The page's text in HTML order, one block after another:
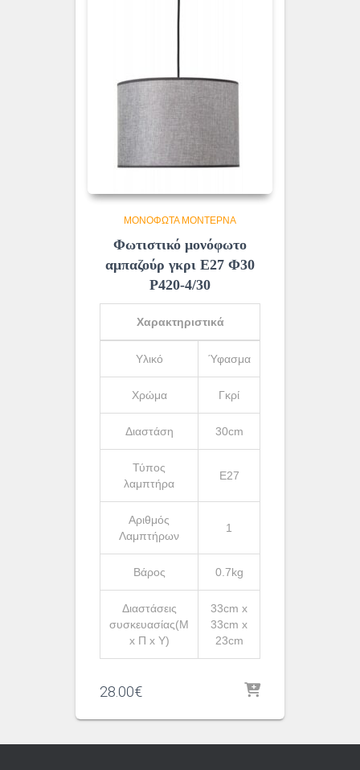
ΜΟΝΌΦΩΤΑ ΜΟΝΤΈΡΝΑ
Φωτιστικό μονόφωτο
αμπαζούρ γκρι Ε27 Φ30
Ρ420-4/30
Χαρακτηριστικά
Υλικό Ύφασμα
Χρώμα Γκρί
Διαστάση 30cm
Τύπος
λαμπτήρα
Ε27
Αριθμός
Λαμπτήρων
1
Βάρος 0.7kg
Διαστάσεις
συσκευασίας(Μ
x Π x Υ)
33cm x
33cm x
23cm
28.00€